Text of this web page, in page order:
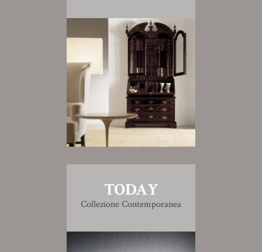
TODAY
Collezione Contemporanea